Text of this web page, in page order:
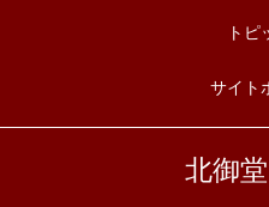
トピ
サイト
北御